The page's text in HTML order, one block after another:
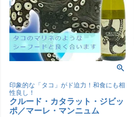
印象的な「タコ」がド迫力！和食にも相
性良し！
クルード・カタラット・ジビッ
ポ／マーレ・マンニュム